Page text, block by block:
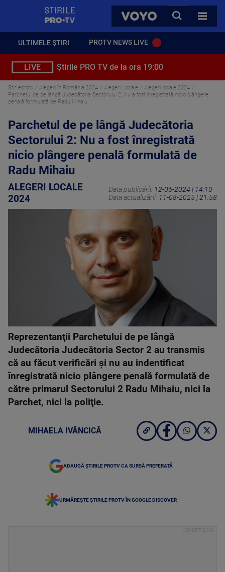
VOYO
CAUTA
TOATE
ULTIMELE ȘTIRI PROTV NEWS LIVE
LIVE Știrile PRO TV de la ora 19:00
Stirileprotv Alegeri în România 2024 Alegeri Locale
Alegeri locale 2024
Parchetul de pe lângă Judecătoria Sectorului 2: Nu a fost înregistrată nicio plângere
penală formulată de Radu Mihaiu
Parchetul de pe lângă Judecătoria
Sectorului 2: Nu a fost înregistrată
nicio plângere penală formulată de
Radu Mihaiu
ALEGERI LOCALE
2024
Data publicării: 12-06-2024 | 14:10
Data actualizării: 11-08-2025 | 21:58
Reprezentanţii Parchetului de pe lângă
Judecătoria Judecătoria Sector 2 au transmis
că au făcut verificări şi nu au indentificat
înregistrată nicio plângere penală formulată de
către primarul Sectorului 2 Radu Mihaiu, nici la
Parchet, nici la poliţie.
MIHAELA IVĂNCICĂ
ADAUGĂ ȘTIRILE PROTV CA SURSĂ PREFERATĂ
URMĂREȘTE ȘTIRILE PROTV ÎN GOOGLE DISCOVER